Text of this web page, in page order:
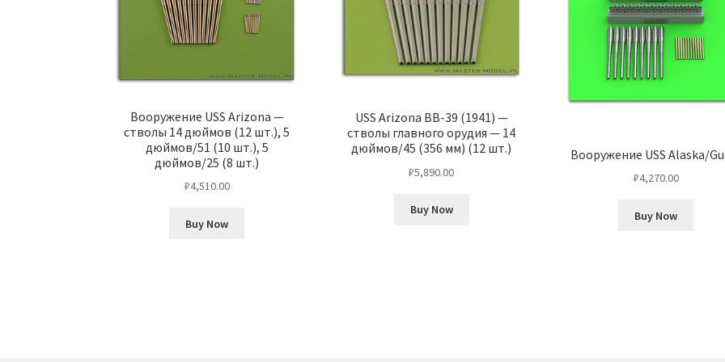
Вооружение USS Arizona —
стволы 14 дюймов (12 шт.), 5
дюймов/51 (10 шт.), 5
дюймов/25 (8 шт.)
₽4,510.00
Buy Now
USS Arizona BB-39 (1941) —
стволы главного орудия — 14
дюймов/45 (356 мм) (12 шт.)
₽5,890.00
Buy Now
Вооружение USS Alaska/
₽4,270.00
Buy Now